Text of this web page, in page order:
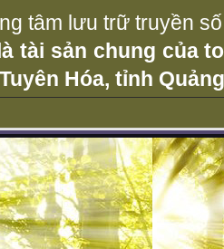
tâm lưu trữ truyền
tài sản chung của
Hóa, tỉnh